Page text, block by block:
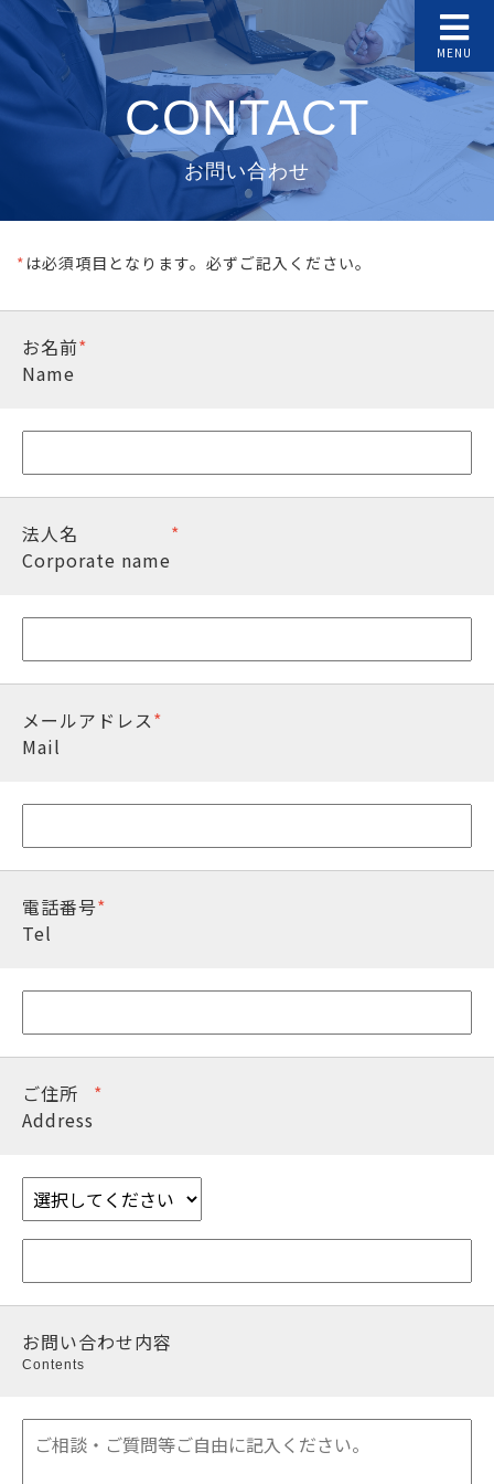
MENU
CONTACT
お問い合わせ
* は必須項目となります。必ずご記入ください。
お名前
Name
*
法人名
Corporate name
*
メールアドレス
Mail
*
電話番号
Tel
*
ご住所
Address
*
お問い合わせ内容
Contents